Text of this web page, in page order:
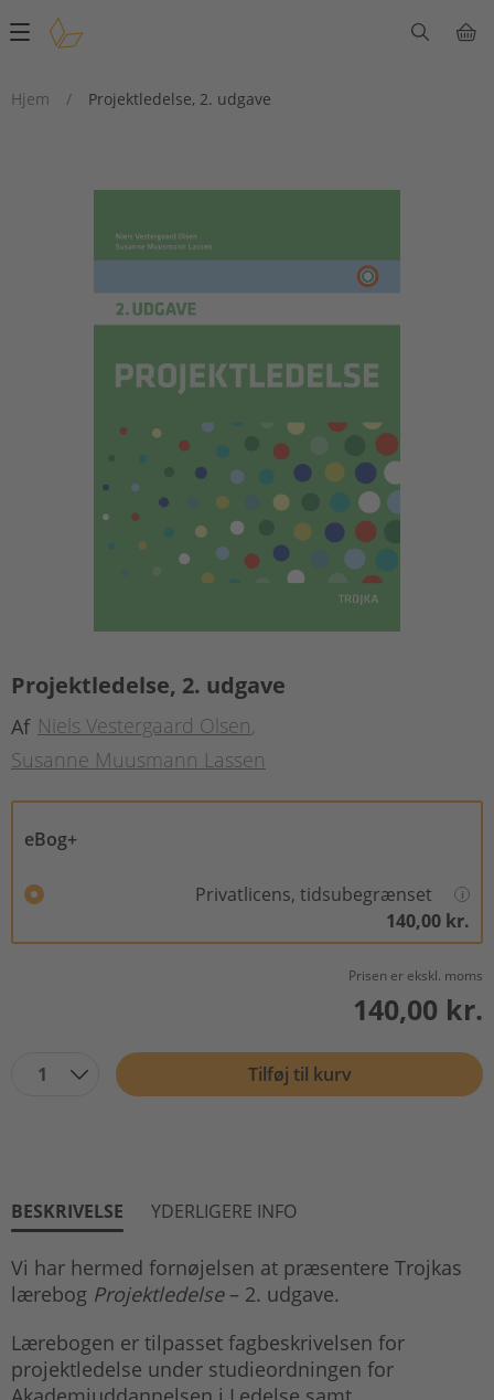
Main
Hjem
/ Projektledelse, 2. udgave
Projektledelse, 2. udgave
Af Niels Vestergaard Olsen
Susanne Muusmann Lassen
eBog+
Privatlicens, tidsubegrænset
140,00 kr.
Prisen er ekskl. moms
140,00 kr.
1 Tilføj til kurv
BESKRIVELSE YDERLIGERE INFO
Vi har hermed fornøjelsen at præsentere Trojkas
lærebog Projektledelse– 2. udgave.
Lærebogen er tilpasset fagbeskrivelsen for
projektledelse under studieordningen for